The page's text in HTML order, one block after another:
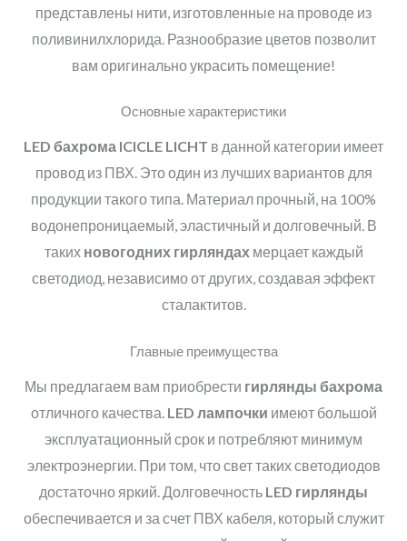
представлены нити, изготовленные на проводе из
поливинилхлорида. Разнообразие цветов позволит
вам оригинально украсить помещение!
Основные характеристики
LED бахрома ICICLE LICHT в данной категории имеет
провод из ПВХ. Это один из лучших вариантов для
продукции такого типа. Материал прочный, на 100%
водонепроницаемый, эластичный и долговечный. В
таких новогодних гирляндахмерцает каждый
светодиод, независимо от других, создавая эффект
сталактитов.
Главные преимущества
Мы предлагаем вам приобрести гирлянды бахрома
отличного качества. LED лампочки имеют большой
эксплуатационный срок и потребляют минимум
электроэнергии. При том, что свет таких светодиодов
достаточно яркий. Долговечность LED гирлянды
обеспечивается и за счет ПВХ кабеля, который служит